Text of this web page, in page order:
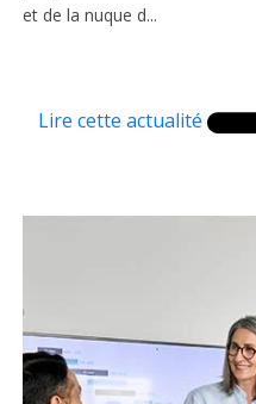
et de la nuque d...
Lire cette actualité